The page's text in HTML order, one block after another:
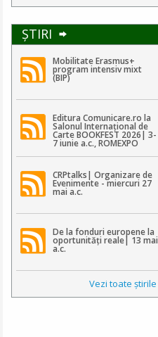
ŞTIRI
Mobilitate Erasmus+
program intensiv mixt
(BIP)
Editura Comunicare.ro la
Salonul Internațional de
Carte BOOKFEST 2026| 3-
7 iunie a.c., ROMEXPO
CRPtalks| Organizare de
Evenimente - miercuri 27
mai a.c.
De la fonduri europene la
oportunități reale| 13 mai
a.c.
Vezi toate ştirile